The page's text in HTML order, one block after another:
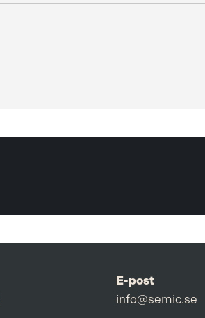
E-post
info@semic.se